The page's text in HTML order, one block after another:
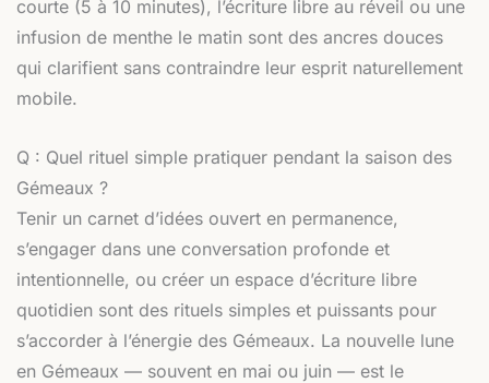
courte (5 à 10 minutes), l’écriture libre au réveil ou une
infusion de menthe le matin sont des ancres douces
qui clarifient sans contraindre leur esprit naturellement
mobile.
Q : Quel rituel simple pratiquer pendant la saison des
Gémeaux ?
Tenir un carnet d’idées ouvert en permanence,
s’engager dans une conversation profonde et
intentionnelle, ou créer un espace d’écriture libre
quotidien sont des rituels simples et puissants pour
s’accorder à l’énergie des Gémeaux. La nouvelle lune
en Gémeaux — souvent en mai ou juin — est le